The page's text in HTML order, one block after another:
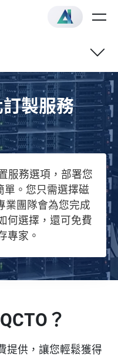
製服務
服務選項，部署您
單。您只需選擇磁
業團隊會為您完成
何選擇，還可免費
專家。
？
提供，讓您輕鬆獲得